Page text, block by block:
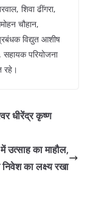
शिवा ढींगरा,
चौहान,
विद्युत आशीष
परियोजना
रहे।
धीरेंद्र कृष्ण
उत्साह का माहौल,
का लक्ष्य रखा